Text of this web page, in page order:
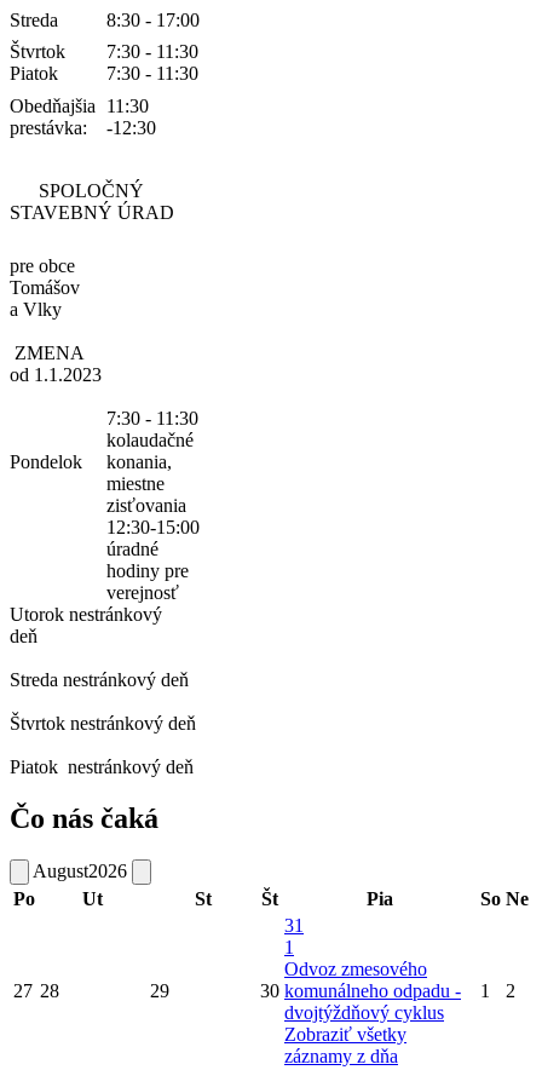
Streda
8:30 - 17:00
Štvrtok
7:30 - 11:30
Piatok
7:30 - 11:30
Obedňajšia
prestávka:
11:30
-12:30
SPOLOČNÝ
STAVEBNÝ ÚRAD
pre obce
Tomášov
a Vlky
ZMENA
od 1.1.2023
Pondelok
7:30 - 11:30
kolaudačné
konania,
miestne
zisťovania
12:30-15:00
úradné
hodiny pre
verejnosť
Utorok nestránkový
deň
Streda nestránkový deň
Štvrtok nestránkový deň
Piatok nestránkový deň
Čo nás čaká
August2026
Po
Ut St Št Pia So Ne
27 28 29 30
31
1
Odvoz zmesového
komunálneho odpadu -
dvojtýždňový cyklus
Zobraziť všetky
záznamy z dňa
1 2